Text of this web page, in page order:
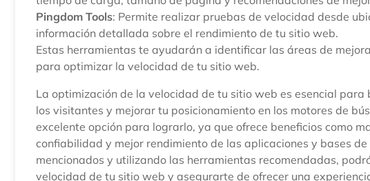
Pingdom Tools: Permite realizar pruebas de velocidad desde
información detallada sobre el rendimiento de tu sitio web.
Estas herramientas te ayudarán a identificar las áreas de
para optimizar la velocidad de tu sitio web.
La optimización de la velocidad de tu sitio web es esencial
los visitantes y mejorar tu posicionamiento en los motores de
excelente opción para lograrlo, ya que ofrece beneficios como
confiabilidad y mejor rendimiento de las aplicaciones y bases
mencionados y utilizando las herramientas recomendadas,
velocidad de tu sitio web y asegurarte de ofrecer una